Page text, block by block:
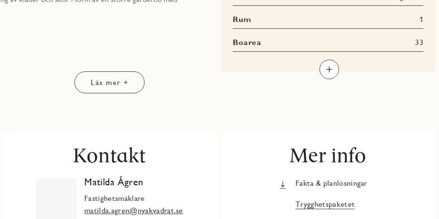
mysig plast att njuta av!
Här kommer den tidstypiska arkitekturen varvas med nya
lugn. I ditt direkta närområde har du allt du kan tänkas
frisersalonger, högstadieskola, förskola samt Närhälsan.
Rum 1
Boarea 33
Läs mer +
Kontakt
Matilda Ågren
Fastighetsmäklare
matilda.agren@nyakvadrat.se
Mer info
Fakta & planlösningar
Trygghetspaketet